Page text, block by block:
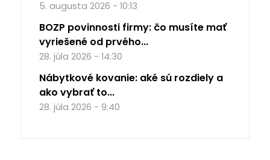
5. augusta 2026 - 10:13
BOZP povinnosti firmy: čo musíte mať
vyriešené od prvého...
28. júla 2026 - 14:30
Nábytkové kovanie: aké sú rozdiely a
ako vybrať to...
28. júla 2026 - 9:40